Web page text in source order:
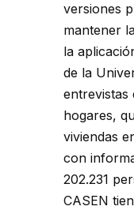
versiones
mantener
la
de la
entrevistas
hogares,
viviendas
con
202.231
CASEN